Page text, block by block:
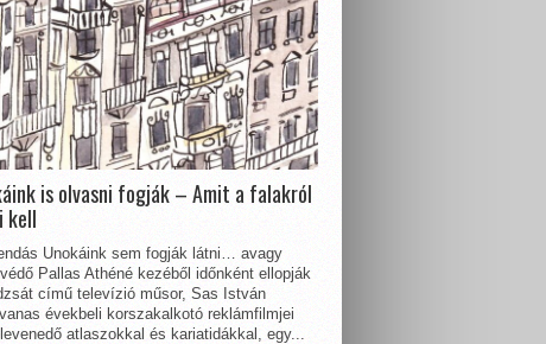
is olvasni fogják – Amit a falakról
kell
Unokáink sem fogják látni… avagy
Pallas Athéné kezéből időnként ellopják
című televízió műsor, Sas István
évekbeli korszakalkotó reklámfilmjei
atlaszokkal és kariatidákkal, egy...